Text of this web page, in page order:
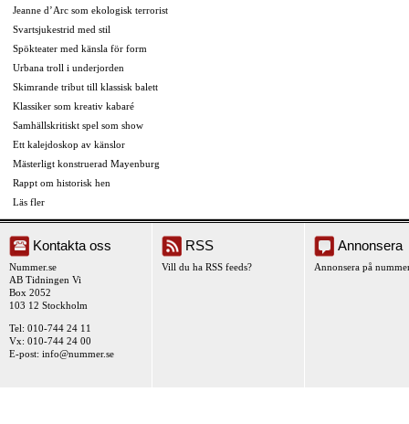
Jeanne d’Arc som ekologisk terrorist
Svartsjukestrid med stil
Spökteater med känsla för form
Urbana troll i underjorden
Skimrande tribut till klassisk balett
Klassiker som kreativ kabaré
Samhällskritiskt spel som show
Ett kalejdoskop av känslor
Mästerligt konstruerad Mayenburg
Rappt om historisk hen
Läs fler
Kontakta oss
Nummer.se
AB Tidningen Vi
Box 2052
103 12 Stockholm
Tel: 010-744 24 11
Vx: 010-744 24 00
E-post: info@nummer.se
RSS
Vill du ha RSS feeds?
Annonsera
Annonsera på